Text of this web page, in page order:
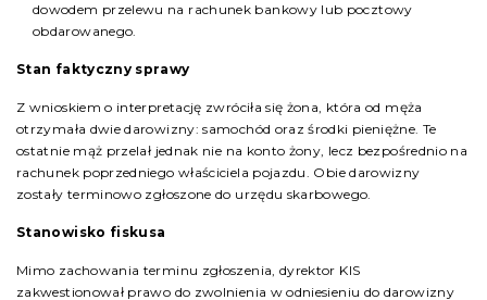
dowodem przelewu na rachunek bankowy lub pocztowy
obdarowanego.
Stan faktyczny sprawy
Z wnioskiem o interpretację zwróciła się żona, która od męża
otrzymała dwie darowizny: samochód oraz środki pieniężne. Te
ostatnie mąż przelał jednak nie na konto żony, lecz bezpośrednio na
rachunek poprzedniego właściciela pojazdu. Obie darowizny
zostały terminowo zgłoszone do urzędu skarbowego.
Stanowisko fiskusa
Mimo zachowania terminu zgłoszenia, dyrektor KIS
zakwestionował prawo do zwolnienia w odniesieniu do darowizny